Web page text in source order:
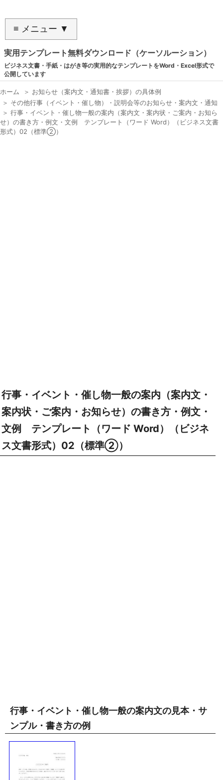
≡ メニュー ▼
実用テンプレート無料ダウンロード（ケーソルーション）
ビジネス文書・手紙・はがき等の実用的なテンプレートをWord・Excel形式で
公開しています
ホーム ＞ お知らせ（案内文・通知書・挨拶）の具体例
＞ その他行事（イベント・催し物）・説明会等のお知らせ・案内文・通知
＞ 行事・イベント・催し物一般の案内（案内文・案内状・ご案内・お知ら
せ）の書き方・例文・文例 テンプレート（ワード Word）（ビジネス文書
形式）02（標準②）
行事・イベント・催し物一般の案内（案内文・
案内状・ご案内・お知らせ）の書き方・例文・
文例 テンプレート（ワード Word）（ビジネ
ス文書形式）02（標準②）
行事・イベント・催し物一般の案内文の見本・サ
ンプル・書き方の例